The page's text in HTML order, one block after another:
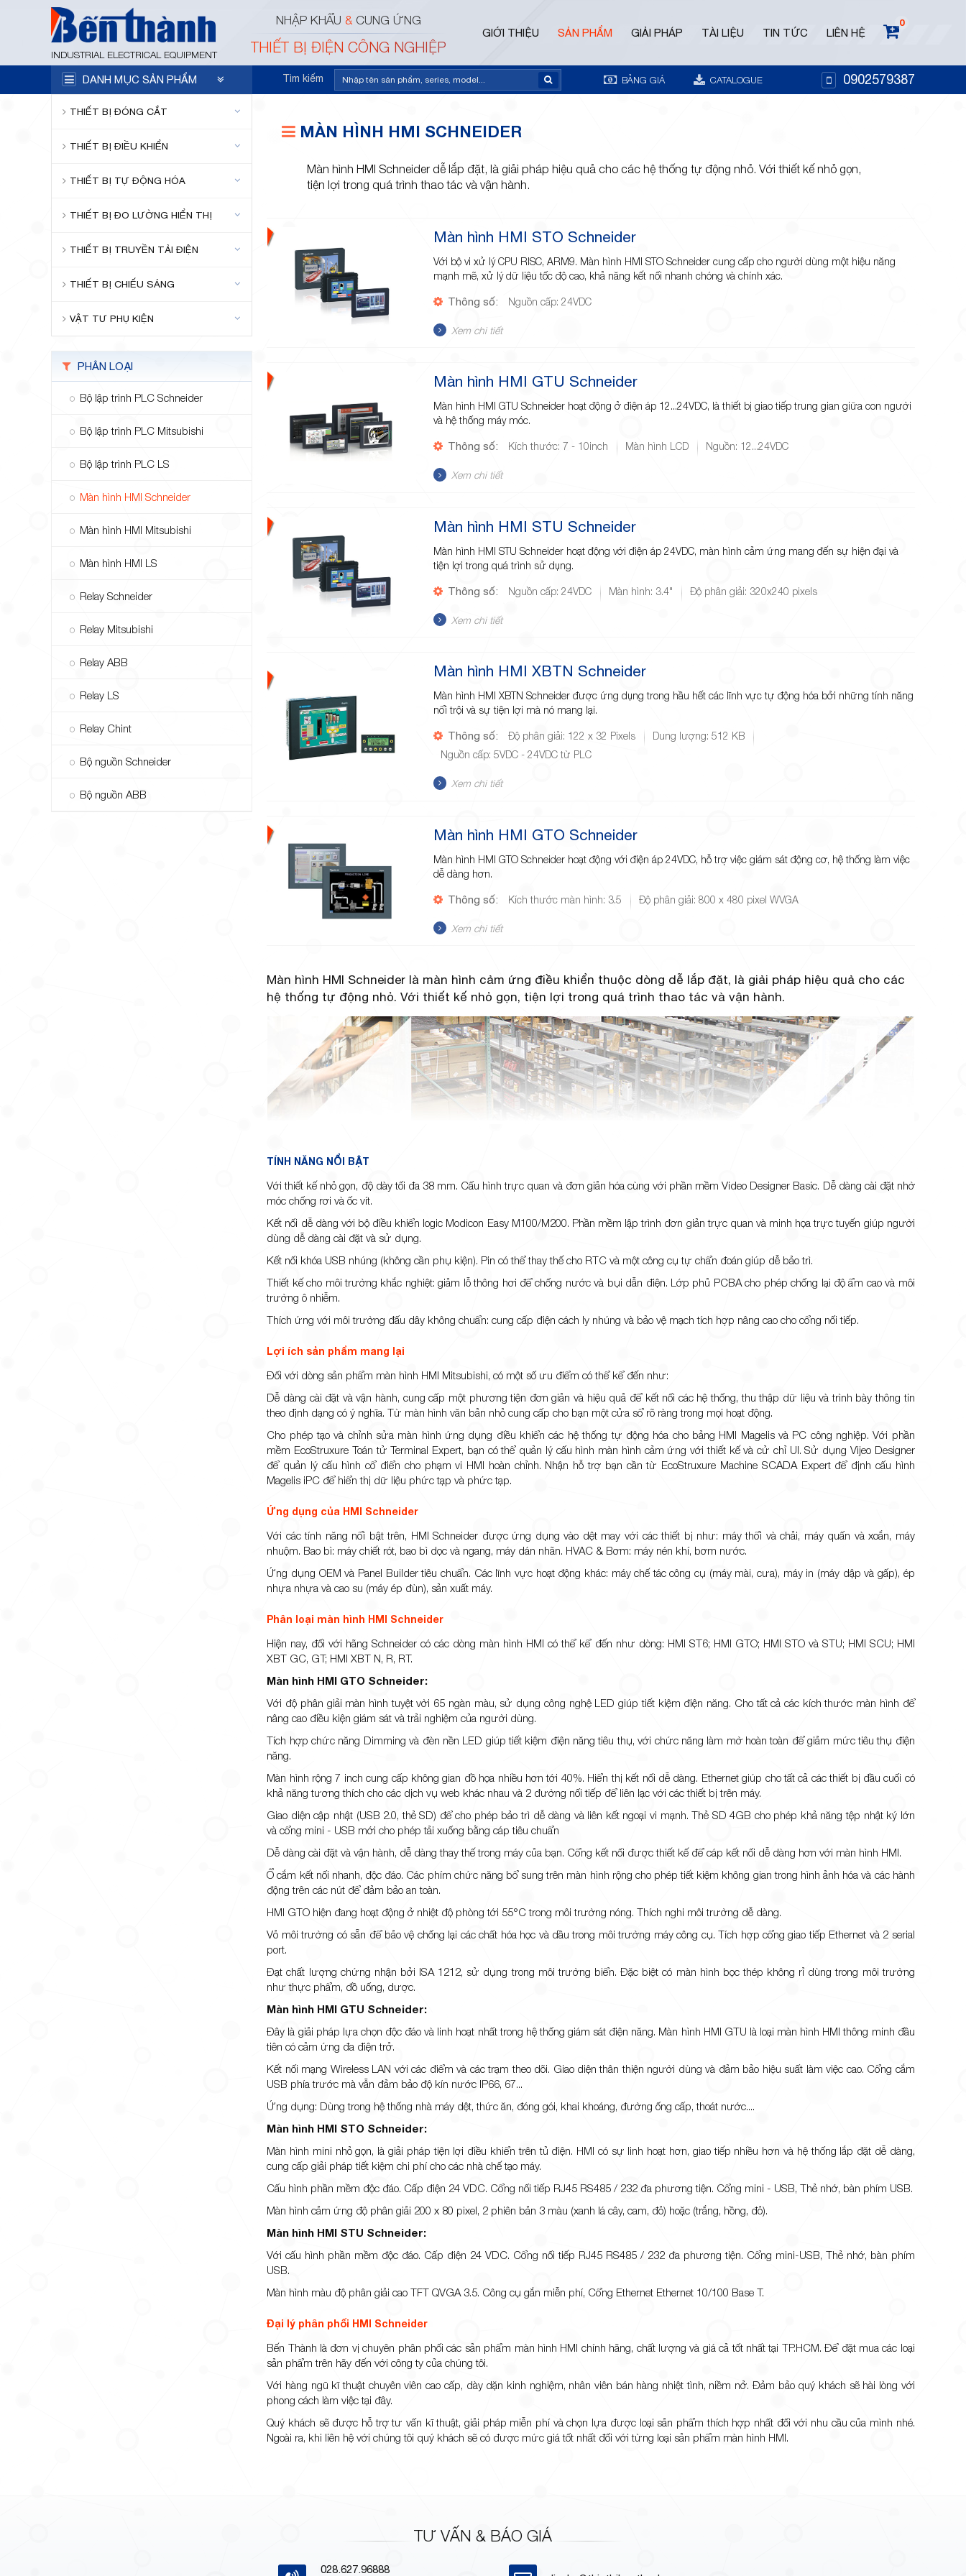
INDUSTRIAL ELECTRICAL EQUIPMENT
NHẬP KHẨU &CUNG ỨNG
THIẾT BỊ ĐIỆN CÔNG NGHIỆP
GIỚI THIỆU SẢN PHẨM GIẢI PHÁP TÀI LIỆU TIN TỨC LIÊN HỆ
0
DANH MỤC SẢN PHẨM Tìm kiếm BẢNG GIÁ CATALOGUE 0902579387
THIẾT BỊ ĐÓNG CẮT
THIẾT BỊ ĐIỀU KHIỂN
THIẾT BỊ TỰ ĐỘNG HÓA
THIẾT BỊ ĐO LƯỜNG HIỂN THỊ
THIẾT BỊ TRUYỀN TẢI ĐIỆN
THIẾT BỊ CHIẾU SÁNG
VẬT TƯ PHỤ KIỆN
PHÂN LOẠI
Bộ lập trình PLC Schneider
Bộ lập trình PLC Mitsubishi
Bộ lập trình PLC LS
Màn hình HMI Schneider
Màn hình HMI Mitsubishi
Màn hình HMI LS
Relay Schneider
Relay Mitsubishi
Relay ABB
Relay LS
Relay Chint
Bộ nguồn Schneider
Bộ nguồn ABB
MÀN HÌNH HMI SCHNEIDER
Màn hình HMI Schneider dễ lắp đặt, là giải pháp hiệu quả cho các hệ thống tự động nhỏ. Với thiết kế nhỏ gọn,
tiện lợi trong quá trình thao tác và vận hành.
Màn hình HMI STO Schneider
Với bộ vi xử lý CPU RISC, ARM9. Màn hình HMI STO Schneider cung cấp cho người dùng một hiệu năng
mạnh mẽ, xử lý dữ liệu tốc độ cao, khả năng kết nối nhanh chóng và chính xác.
Thông số: Nguồn cấp: 24VDC
Xem chi tiết
Màn hình HMI GTU Schneider
Màn hình HMI GTU Schneider hoạt động ở điện áp 12...24VDC, là thiết bị giao tiếp trung gian giữa con người
và hệ thống máy móc.
Thông số: Kích thước: 7 - 10inch Màn hình LCD Nguồn: 12...24VDC
Xem chi tiết
Màn hình HMI STU Schneider
Màn hình HMI STU Schneider hoạt động với điện áp 24VDC, màn hình cảm ứng mang đến sự hiện đại và
tiện lợi trong quá trình sử dụng.
Thông số: Nguồn cấp: 24VDC Màn hình: 3.4" Độ phân giải: 320x240 pixels
Xem chi tiết
Màn hình HMI XBTN Schneider
Màn hình HMI XBTN Schneider được ứng dụng trong hầu hết các lĩnh vực tự động hóa bởi những tính năng
nổi trội và sự tiện lợi mà nó mang lại.
Thông số: Độ phân giải: 122 x 32 Pixels
Dung lượng: 512 KB
Nguồn cấp: 5VDC - 24VDC từ PLC
Xem chi tiết
Màn hình HMI GTO Schneider
Màn hình HMI GTO Schneider hoạt động với điện áp 24VDC, hỗ trợ việc giám sát động cơ, hệ thống làm việc
dễ dàng hơn.
Thông số: Kích thước màn hình: 3.5 Độ phân giải: 800 x 480 pixel WVGA
Xem chi tiết
Màn hình HMI Schneider là màn hình cảm ứng điều khiển thuộc dòng dễ lắp đặt, là giải pháp hiệu quả cho các
hệ thống tự động nhỏ. Với thiết kế nhỏ gọn, tiện lợi trong quá trình thao tác và vận hành.
TÍNH NĂNG NỔI BẬT
Với thiết kế nhỏ gọn, độ dày tối đa 38 mm. Cấu hình trực quan và đơn giản hóa cùng với phần mềm Video Designer Basic. Dễ dàng cài đặt nhờ
móc chống rơi và ốc vít.
Kết nối dễ dàng với bộ điều khiển logic Modicon Easy M100/M200. Phần mềm lập trình đơn giản trực quan và minh họa trực tuyến giúp người
dùng dễ dàng cài đặt và sử dụng.
Kết nối khóa USB nhúng (không cần phụ kiện). Pin có thể thay thế cho RTC và một công cụ tự chẩn đoán giúp dễ bảo trì.
Thiết kế cho môi trường khắc nghiệt: giảm lỗ thông hơi để chống nước và bụi dẫn điện. Lớp phủ PCBA cho phép chống lại độ ẩm cao và môi
trường ô nhiễm.
Thích ứng với môi trường đấu dây không chuẩn: cung cấp điện cách ly nhúng và bảo vệ mạch tích hợp nâng cao cho cổng nối tiếp.
Lợi ích sản phẩm mang lại
Đối với dòng sản phẩm màn hình HMI Mitsubishi, có một số ưu điểm có thể kể đến như:
Dễ dàng cài đặt và vận hành, cung cấp một phương tiện đơn giản và hiệu quả để kết nối các hệ thống, thu thập dữ liệu và trình bày thông tin
theo định dạng có ý nghĩa. Từ màn hình văn bản nhỏ cung cấp cho bạn một cửa sổ rõ ràng trong mọi hoạt động.
Cho phép tạo và chỉnh sửa màn hình ứng dụng điều khiển các hệ thống tự động hóa cho bảng HMI Magelis và PC công nghiệp. Với phần
mềm EcoStruxure Toán tử Terminal Expert, bạn có thể quản lý cấu hình màn hình cảm ứng với thiết kế và cử chỉ UI. Sử dụng Vijeo Designer
để quản lý cấu hình cổ điển cho phạm vi HMI hoàn chỉnh. Nhận hỗ trợ bạn cần từ EcoStruxure Machine SCADA Expert để định cấu hình
Magelis iPC để hiển thị dữ liệu phức tạp và phức tạp.
Ứng dụng của HMI Schneider
Với các tính năng nổi bật trên, HMI Schneider được ứng dụng vào dệt may với các thiết bị như: máy thổi và chải, máy quấn và xoắn, máy
nhuộm. Bao bì: máy chiết rót, bao bì dọc và ngang, máy dán nhãn. HVAC & Bơm: máy nén khí, bơm nước.
Ứng dụng OEM và Panel Builder tiêu chuẩn. Các lĩnh vực hoạt động khác: máy chế tác công cụ (máy mài, cưa), máy in (máy dập và gấp), ép
nhựa nhựa và cao su (máy ép đùn), sản xuất máy.
Phân loại màn hình HMI Schneider
Hiện nay, đối với hãng Schneider có các dòng màn hình HMI có thể kể đến như dòng: HMI ST6; HMI GTO; HMI STO và STU; HMI SCU; HMI
XBT GC, GT; HMI XBT N, R, RT.
Màn hình HMI GTO Schneider:
Với độ phân giải màn hình tuyệt vời 65 ngàn màu, sử dụng công nghệ LED giúp tiết kiệm điện năng. Cho tất cả các kích thước màn hình để
nâng cao điều kiện giám sát và trải nghiệm của người dùng.
Tích hợp chức năng Dimming và đèn nền LED giúp tiết kiệm điện năng tiêu thụ, với chức năng làm mờ hoàn toàn để giảm mức tiêu thụ điện
năng.
Màn hình rộng 7 inch cung cấp không gian đồ họa nhiều hơn tới 40%. Hiển thị kết nối dễ dàng. Ethernet giúp cho tất cả các thiết bị đầu cuối có
khả năng tương thích cho các dịch vụ web khác nhau và 2 đường nối tiếp để liên lạc với các thiết bị trên máy.
Giao diện cập nhật (USB 2.0, thẻ SD) để cho phép bảo trì dễ dàng và liên kết ngoại vi mạnh. Thẻ SD 4GB cho phép khả năng tệp nhật ký lớn
và cổng mini - USB mới cho phép tải xuống bằng cáp tiêu chuẩn
Dễ dàng cài đặt và vận hành, dễ dàng thay thế trong máy của bạn. Cổng kết nối được thiết kế để cáp kết nối dễ dàng hơn với màn hình HMI.
Ổ cắm kết nối nhanh, độc đáo. Các phím chức năng bổ sung trên màn hình rộng cho phép tiết kiệm không gian trong hình ảnh hóa và các hành
động trên các nút để đảm bảo an toàn.
HMI GTO hiện đang hoạt động ở nhiệt độ phòng tới 55°C trong môi trường nóng. Thích nghi môi trường dễ dàng.
Vỏ môi trường có sẵn để bảo vệ chống lại các chất hóa học và dầu trong môi trường máy công cụ. Tích hợp cổng giao tiếp Ethernet và 2 serial
port.
Đạt chất lượng chứng nhận bởi ISA 1212, sử dụng trong môi trường biển. Đặc biệt có màn hình bọc thép không rỉ dùng trong môi trường
như thực phẩm, đồ uống, dược.
Màn hình HMI GTU Schneider:
Đây là giải pháp lựa chọn độc đáo và linh hoạt nhất trong hệ thống giám sát điện năng. Màn hình HMI GTU là loại màn hình HMI thông minh đầu
tiên có cảm ứng đa điện trở.
Kết nối mạng Wireless LAN với các điểm và các trạm theo dõi. Giao diện thân thiện người dùng và đảm bảo hiệu suất làm việc cao. Cổng cắm
USB phía trước mà vẫn đảm bảo độ kín nước IP66, 67...
Ứng dụng: Dùng trong hệ thống nhà máy dệt, thức ăn, đóng gói, khai khoáng, đường ống cấp, thoát nước....
Màn hình HMI STO Schneider:
Màn hình mini nhỏ gọn, là giải pháp tiện lợi điều khiển trên tủ điện. HMI có sự linh hoạt hơn, giao tiếp nhiều hơn và hệ thống lắp đặt dễ dàng,
cung cấp giải pháp tiết kiệm chi phí cho các nhà chế tạo máy.
Cấu hình phần mềm độc đáo. Cấp điện 24 VDC. Cổng nối tiếp RJ45 RS485 / 232 đa phương tiện. Cổng mini - USB, Thẻ nhớ, bàn phím USB.
Màn hình cảm ứng độ phân giải 200 x 80 pixel, 2 phiên bản 3 màu (xanh lá cây, cam, đỏ) hoặc (trắng, hồng, đỏ).
Màn hình HMI STU Schneider:
Với cấu hình phần mềm độc đáo. Cấp điện 24 VDC. Cổng nối tiếp RJ45 RS485 / 232 đa phương tiện. Cổng mini-USB, Thẻ nhớ, bàn phím
USB.
Màn hình màu độ phân giải cao TFT QVGA 3.5. Công cụ gắn miễn phí, Cổng Ethernet Ethernet 10/100 Base T.
Đại lý phân phối HMI Schneider
Bến Thành là đơn vị chuyên phân phối các sản phẩm màn hình HMI chính hãng, chất lượng và giá cả tốt nhất tại TP.HCM. Để đặt mua các loại
sản phẩm trên hãy đến với công ty của chúng tôi.
Với hàng ngũ kĩ thuật chuyên viên cao cấp, dày dặn kinh nghiệm, nhân viên bán hàng nhiệt tình, niềm nở. Đảm bảo quý khách sẽ hài lòng với
phong cách làm việc tại đây.
Quý khách sẽ được hỗ trợ tư vấn kĩ thuật, giải pháp miễn phí và chọn lựa được loại sản phẩm thích hợp nhất đối với nhu cầu của mình nhé.
Ngoài ra, khi liên hệ với chúng tôi quý khách sẽ có được mức giá tốt nhất đối với từng loại sản phẩm màn hình HMI.
TƯ VẤN & BÁO GIÁ
028.627.96888